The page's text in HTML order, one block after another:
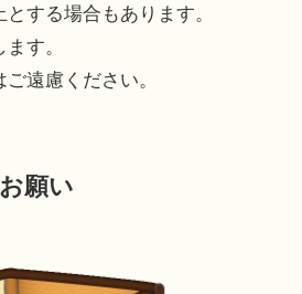
する場合もあります。
す。
遠慮ください。
願い